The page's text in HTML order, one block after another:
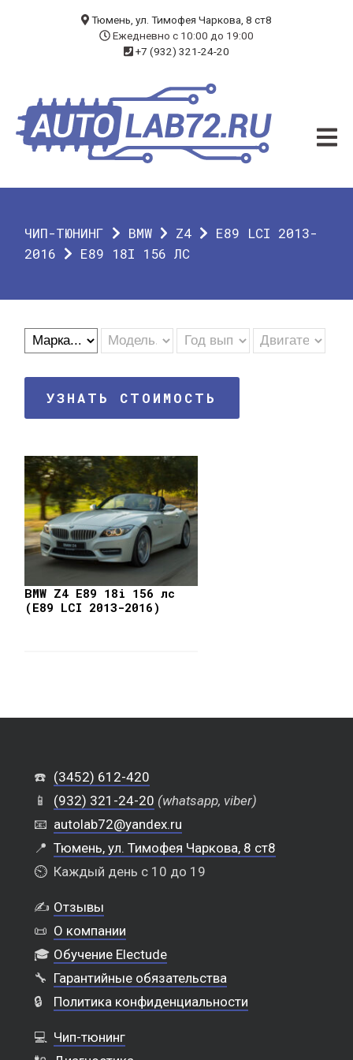
ЧИП-ТЮНИНГ
ДИАГНОСТИКА
О КОМПАНИИ
ГАРАНТИЯ
Тюмень, ул. Тимофея Чаркова, 8 ст8
Ежедневно с 10:00 до 19:00
+7 (932) 321-24-20
ЧИП-ТЮНИНГ BMW Z4
E89 LCI 2013-
2016
E89 18I 156 ЛС
УЗНАТЬ СТОИМОСТЬ
BMW Z4 E89 18i 156 лс
(E89 LCI 2013-2016)
☎️ (3452) 612-420
📱
(932) 321-24-20 (whatsapp, viber)
📧 autolab72@yandex.ru
📍 Тюмень, ул. Тимофея Чаркова, 8 ст8
⏲️ Каждый день с 10 до 19
✍️ Отзывы
📜 О компании
🎓 Обучение Electude
🔧 Гарантийные обязательства
🔒
Политика конфиденциальности
💻 Чип-тюнинг